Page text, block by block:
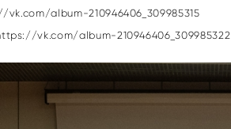
vk.com/album-210946406_309985315
vk.com/album-210946406_309985322